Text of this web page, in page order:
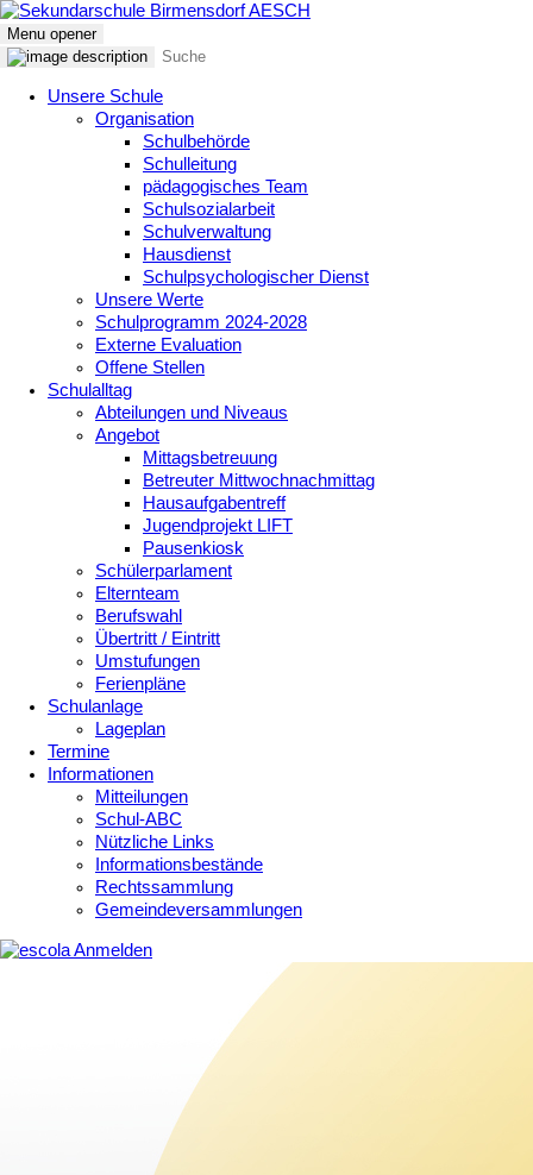
Menu opener
Unsere Schule
Organisation
Schulbehörde
Schulleitung
pädagogisches Team
Schulsozialarbeit
Schulverwaltung
Hausdienst
Schulpsychologischer Dienst
Unsere Werte
Schulprogramm 2024-2028
Externe Evaluation
Offene Stellen
Schulalltag
Abteilungen und Niveaus
Angebot
Mittagsbetreuung
Betreuter Mittwochnachmittag
Hausaufgabentreff
Jugendprojekt LIFT
Pausenkiosk
Schülerparlament
Elternteam
Berufswahl
Übertritt / Eintritt
Umstufungen
Ferienpläne
Schulanlage
Lageplan
Termine
Informationen
Mitteilungen
Schul-ABC
Nützliche Links
Informationsbestände
Rechtssammlung
Gemeindeversammlungen
Anmelden